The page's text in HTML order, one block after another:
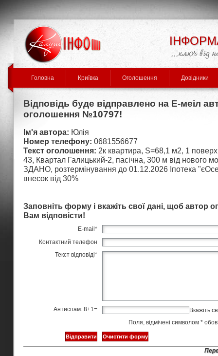
Головна Криївка Оголошення Довідники
Відповідь буде відправлено на Е-меіл
оголошення №10797!
Ім'я автора: Юлія
Номер телефону: 0681556677
Текст оголошення: 2к квартира, S=68,1 м2, 1
43, Квартал Галицький-2, пасічна, 300 м від нового
ЗДАНО, розтермінування до 01.12.2026 Іпотека
внесок від 30%
Заповніть форму і вкажіть свої дані, щоб автор
Вам відповісти!
E-mail *
Контактний телефон
Текст відповіді*
Антиспам: 8+1=
Вкажіть
Поля, відмічені символом *